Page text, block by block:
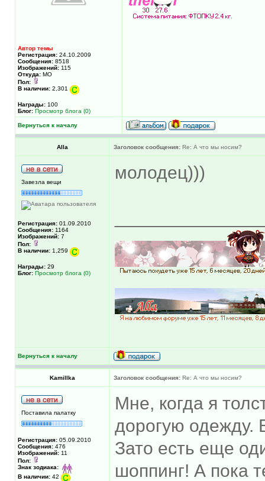
Автор темы
Регистрация: 24.10.2009
Сообщения: 8518
Изображений: 115
Откуда: МО
Пол:
В наличии: 2,301
Награды: 100
Блог: Просмотр блога (0)
Вернуться к началу
Alla Заголовок сообщения: Re: А что мы носим?
Завезла вещи
Регистрация: 01.09.2010
Сообщения: 1164
Изображений: 7
Пол:
В наличии: 1,259
Награды: 29
Блог: Просмотр блога (0)
молодец)))
Вернуться к началу
Kamillka Заголовок сообщения: Re: А что мы носим?
Поставила палатку
Регистрация: 05.09.2010
Сообщения: 476
Изображений: 11
Пол:
Знак зодиака:
В наличии: 42
Мне, когда я
дорогую одежду.
Зато есть еще
шоппинг! А пока